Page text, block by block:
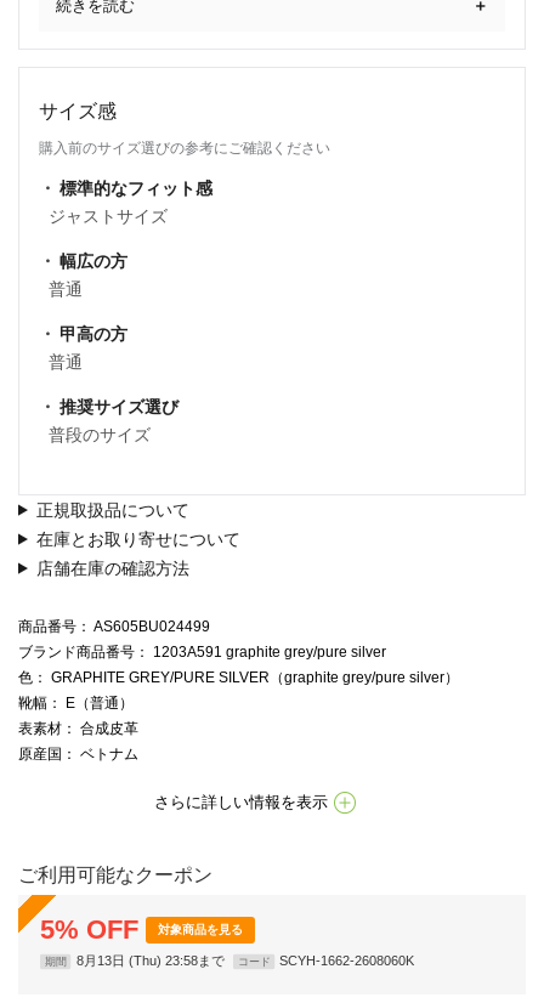
続きを読む
サイズ感
購入前のサイズ選びの参考にご確認ください
標準的なフィット感
ジャストサイズ
幅広の方
普通
甲高の方
普通
推奨サイズ選び
普段のサイズ
正規取扱品について
在庫とお取り寄せについて
店舗在庫の確認方法
商品番号 ： AS605BU024499
ブランド商品番号 ： 1203A591 graphite grey/pure silver
色 ： GRAPHITE GREY/PURE SILVER（graphite grey/pure silver）
靴幅 ： E（普通）
表素材 ： 合成皮革
原産国 ： ベトナム
さらに詳しい情報を表示
ご利用可能なクーポン
5% OFF 対象商品を見る
期間 8月13日 (Thu) 23:58まで コード SCYH-1662-2608060K